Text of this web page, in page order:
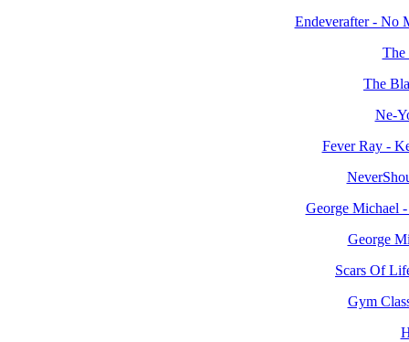
Endeverafter - No
The
The
Ne-
Fever Ray -
George Michael
George
Scars Of
Gym